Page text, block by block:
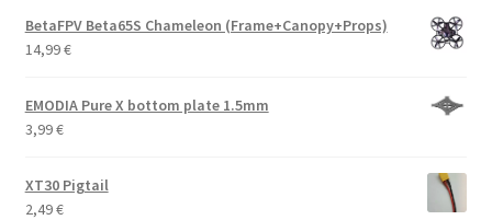
BetaFPV Beta65S Chameleon (Frame+Canopy+Props)
14,99€
EMODIA Pure X bottom plate 1.5mm
3,99€
XT30 Pigtail
2,49€